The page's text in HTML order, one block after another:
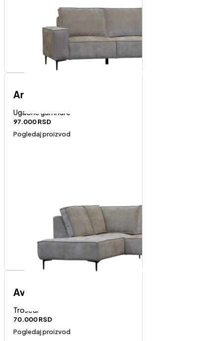
Art-levi ugao
Ugaone garniture
97.000RSD
Pogledaj proizvod
Avola trosed
Trosedi
70.000RSD
Pogledaj proizvod